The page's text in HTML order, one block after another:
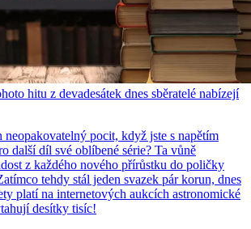
hitu z devadesátek dnes sběratelé nabízejí
neopakovatelný pocit, když jste s napětím
další díl své oblíbené série? Ta vůně
z každého nového přírůstku do poličky
tehdy stál jeden svazek pár korun, dnes
platí na internetových aukcích astronomické
desítky tisíc!